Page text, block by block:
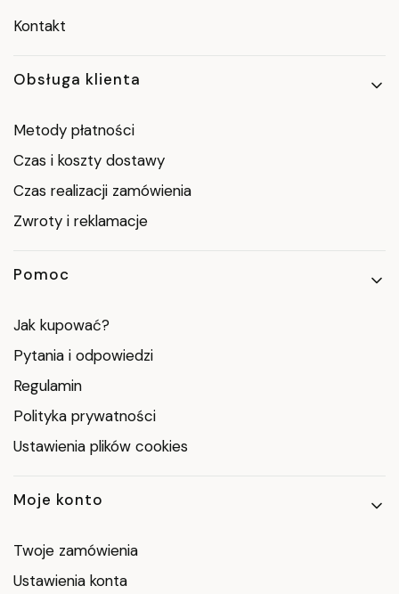
Kontakt
Obsługa klienta
Metody płatności
Czas i koszty dostawy
Czas realizacji zamówienia
Zwroty i reklamacje
Pomoc
Jak kupować?
Pytania i odpowiedzi
Regulamin
Polityka prywatności
Ustawienia plików cookies
Moje konto
Twoje zamówienia
Ustawienia konta